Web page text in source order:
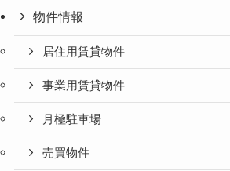
物件情報
居住用賃貸物件
事業用賃貸物件
月極駐車場
売買物件